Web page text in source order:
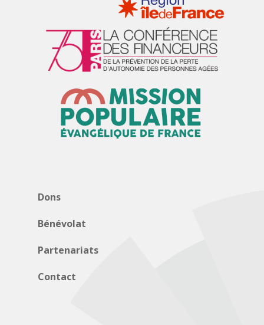
Dons
Bénévolat
Partenariats
Contact